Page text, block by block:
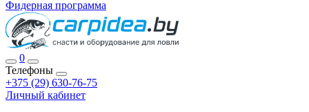
Фидерная программа
0
Телефоны
+375 (29) 630-76-75
Личный кабинет